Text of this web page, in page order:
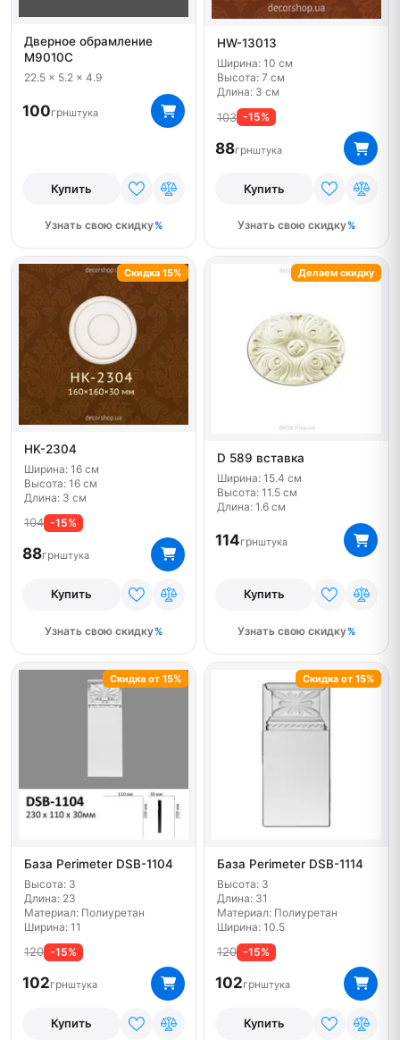
Дверное обрамление
M9010C
22.5 x 5.2 x 4.9
100грнштука
Купить
Узнать свою скидку
HW-13013
Ширина: 10 см
Высота: 7 см
Длина: 3 см
103 -15%
88грнштука
Купить
Узнать свою скидку
HK-2304
Ширина: 16 см
Высота: 16 см
Длина: 3 см
104 -15%
88грнштука
Купить
Узнать свою скидку
Скидка 15%
D 589 вставка
Ширина: 15.4 см
Высота: 11.5 см
Длина: 1.6 см
114грнштука
Купить
Узнать свою скидку
Делаем скидку
База Perimeter DSB-1104
Высота: 3
Длина: 23
Материал: Полиуретан
Ширина: 11
120 -15%
102грнштука
Купить
Скидка от 15%
База Perimeter DSB-1114
Высота: 3
Длина: 31
Материал: Полиуретан
Ширина: 10.5
120 -15%
102грнштука
Купить
Скидка от 15%